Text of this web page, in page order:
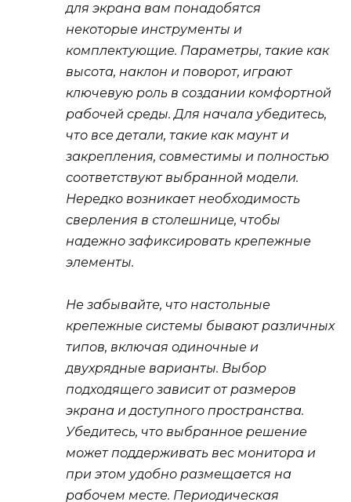
для экрана вам понадобятся
некоторые инструменты и
комплектующие. Параметры, такие как
высота, наклон и поворот, играют
ключевую роль в создании комфортной
рабочей среды. Для начала убедитесь,
что все детали, такие как маунт и
закрепления, совместимы и полностью
соответствуют выбранной модели.
Нередко возникает необходимость
сверления в столешнице, чтобы
надежно зафиксировать крепежные
элементы.
Не забывайте, что настольные
крепежные системы бывают различных
типов, включая одиночные и
двухрядные варианты. Выбор
подходящего зависит от размеров
экрана и доступного пространства.
Убедитесь, что выбранное решение
может поддерживать вес монитора и
при этом удобно размещается на
рабочем месте. Периодическая